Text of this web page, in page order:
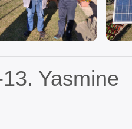
Yasmine